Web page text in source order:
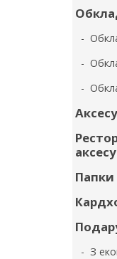
-
-
-
Папки
- З